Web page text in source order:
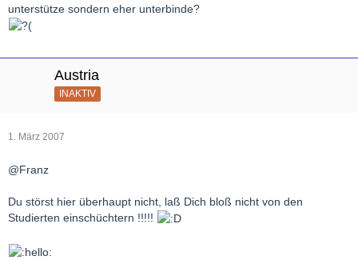
unterstütze sondern eher unterbinde?
Austria
INAKTIV
1. März 2007
@Franz
Du störst hier überhaupt nicht, laß Dich bloß nicht von den
Studierten einschüchtern !!!!!